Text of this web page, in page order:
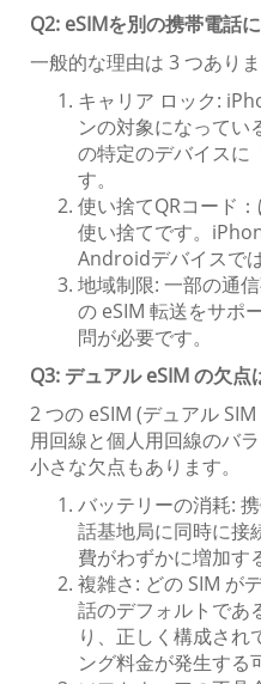
Q2: eSIMを別の携帯電話
一般的な理由は 3 つありま
キャリア ロック:
ンの対象になってい
の特定のデバイスに
す。
使い捨てQRコード
使い捨てです。
Androidデバイスで
地域制限: 一部の通
の eSIM 転送をサポ
問が必要です。
Q3: デュアル eSIM の欠点
2 つの eSIM (デュアル
用回線と個人用回線のバ
小さな欠点もあります。
バッテリーの消耗:
話基地局に同時に接
費がわずかに増加す
複雑さ: どの SIM が
話のデフォルトであ
り、正しく構成され
ング料金が発生する